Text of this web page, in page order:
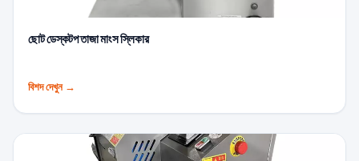
ছোট ডেস্কটপ তাজা মাংস স্লিকার
বিশদ দেখুন →